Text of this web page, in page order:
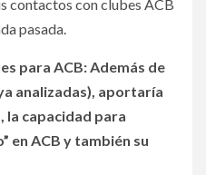
contactos con clubes ACB
pasada.
para ACB: Además de
analizadas), aportaría
la capacidad para
en ACB y también su